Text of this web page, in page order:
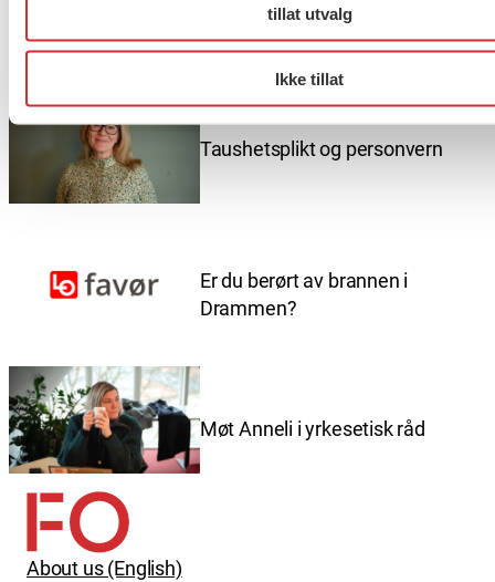
tillat utvalg
Ikke tillat
Flere saker
Taushetsplikt og personvern
Er du berørt av brannen i
Drammen?
Møt Anneli i yrkesetisk råd
About us (English)